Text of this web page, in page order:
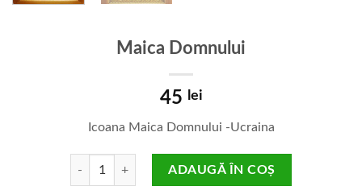
Maica Domnului
45 lei
Icoana Maica Domnului -Ucraina
Cantitate Maica Domnului
ADAUGĂ ÎN COȘ